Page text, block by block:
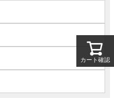
カート確認